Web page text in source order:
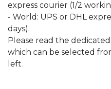
express courier (1/2
- World: UPS or DHL
days).
Please read the
which can be selected
left.